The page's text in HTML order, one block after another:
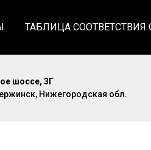
ТАБЛИЦА СООТВЕТСТВИЯ
шоссе, 3Г
Нижегородская обл.